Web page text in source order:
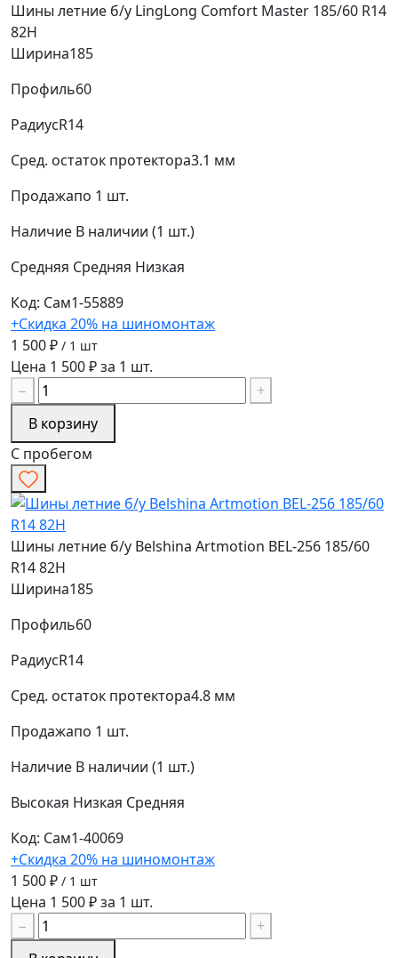
Шины летние б/у LingLong Comfort Master 185/60 R14
82H
Ширина185
Профиль60
РадиусR14
Сред. остаток протектора3.1 мм
Продажапо 1 шт.
Наличие В наличии (1 шт.)
Средняя Средняя Низкая
Код: Сам1-55889
+Скидка 20% на шиномонтаж
1 500 ₽ / 1 шт
Цена 1 500 ₽ за 1 шт.
−
+
В корзину
С пробегом
Шины летние б/у Belshina Artmotion BEL-256 185/60
R14 82H
Ширина185
Профиль60
РадиусR14
Сред. остаток протектора4.8 мм
Продажапо 1 шт.
Наличие В наличии (1 шт.)
Высокая Низкая Средняя
Код: Сам1-40069
+Скидка 20% на шиномонтаж
1 500 ₽ / 1 шт
Цена 1 500 ₽ за 1 шт.
−
+